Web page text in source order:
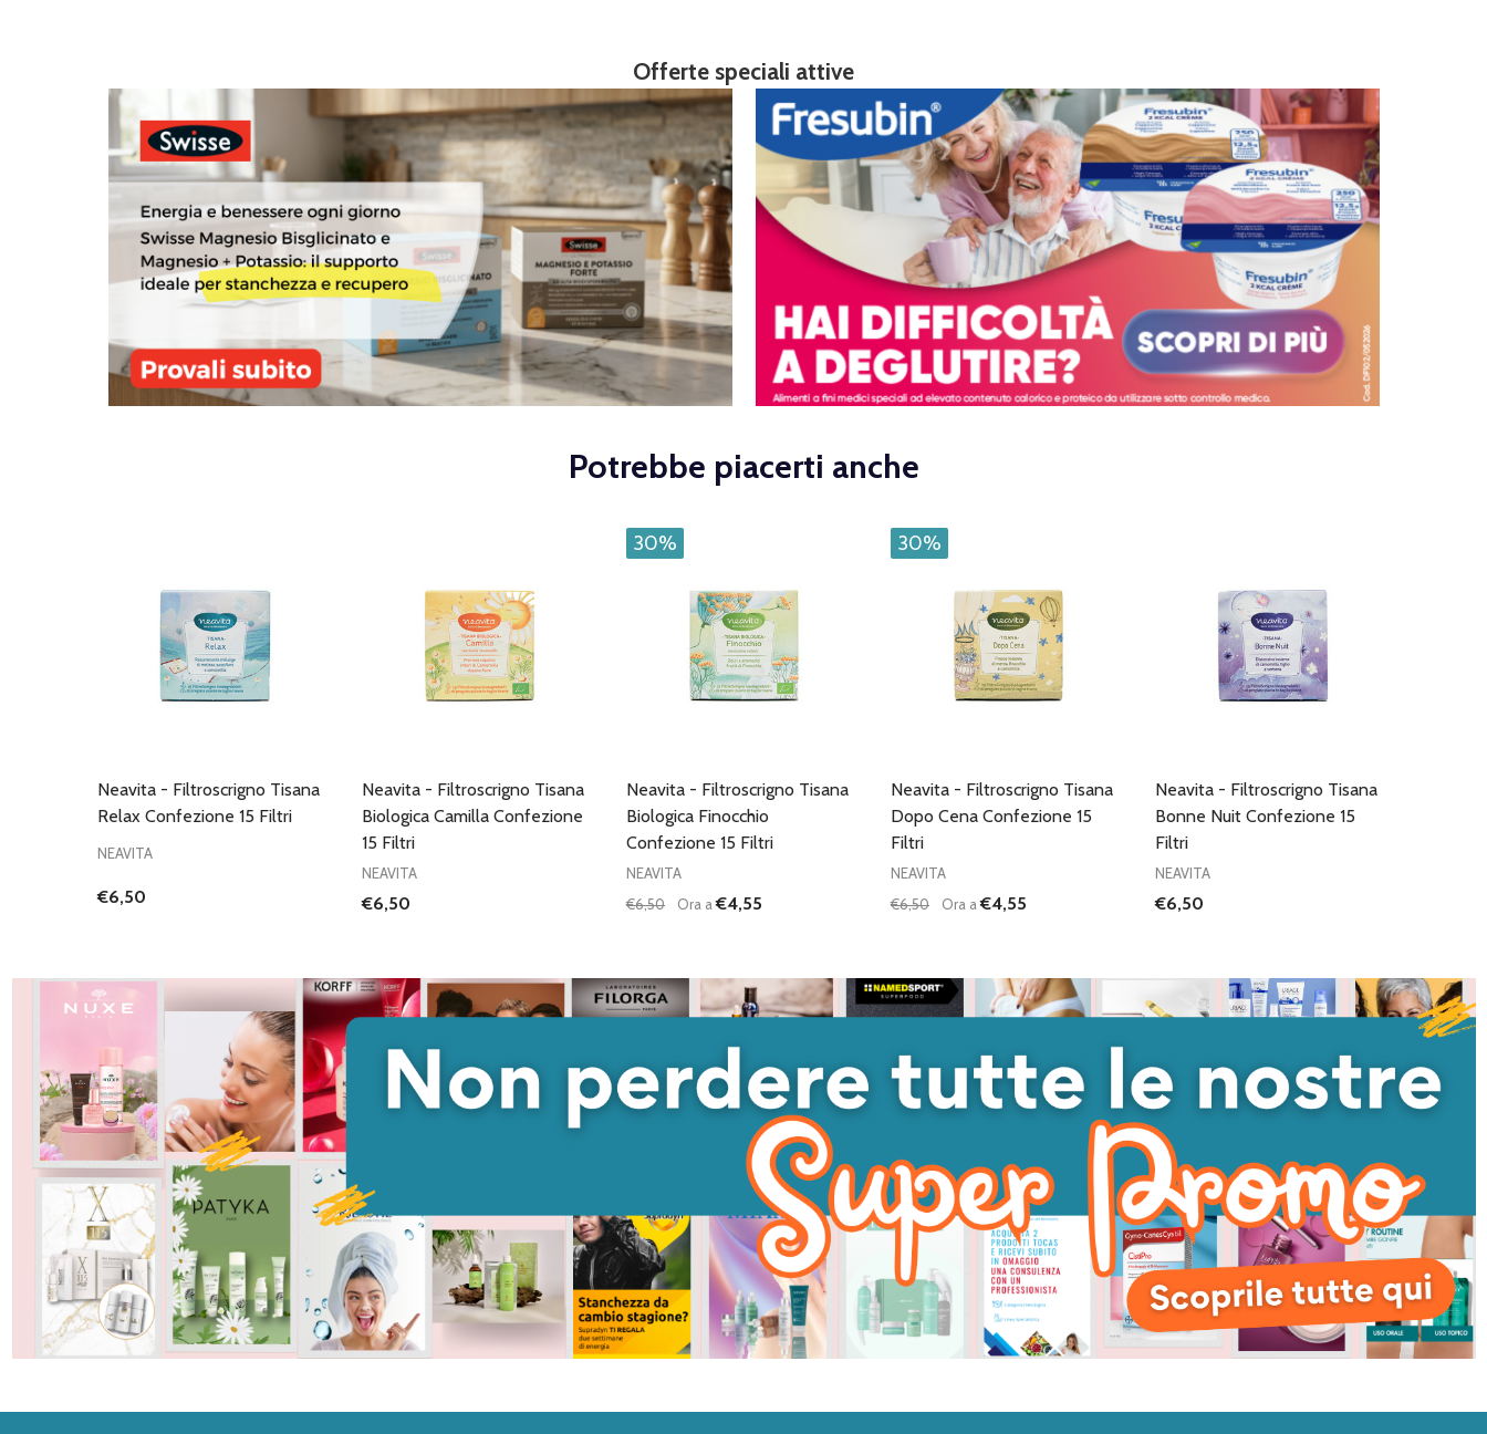
Offerte speciali attive
Potrebbe piacerti anche
Neavita - Filtroscrigno Tisana
Relax Confezione 15 Filtri
NEAVITA
€6,50
Neavita - Filtroscrigno Tisana
Biologica Camilla Confezione
15 Filtri
NEAVITA
€6,50
30%
Neavita - Filtroscrigno Tisana
Biologica Finocchio
Confezione 15 Filtri
NEAVITA
€6,50
Ora a€4,55
30%
Neavita - Filtroscrigno Tisana
Dopo Cena Confezione 15
Filtri
NEAVITA
€6,50
Ora a€4,55
Neavita - Filtroscrigno Tisana
Bonne Nuit Confezione 15
Filtri
NEAVITA
€6,50